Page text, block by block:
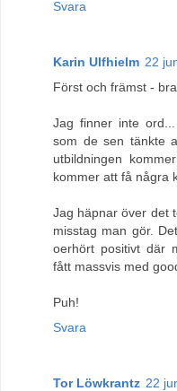
Svara
Karin Ulfhielm 22
Först och främst -
Jag finner inte
som de sen tänkte
utbildningen
kommer att få några
Jag häpnar över det
misstag man gör.
oerhört positivt där
fått massvis med
Puh!
Svara
Tor Löwkrantz 22